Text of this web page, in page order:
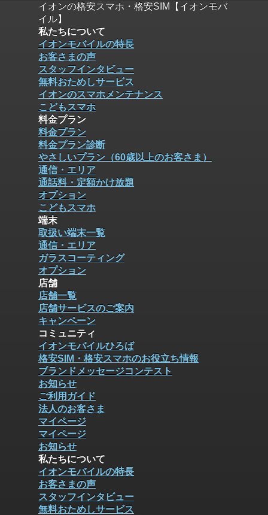
イオンの格安スマホ・格安SIM【イオンモバ
イル】
私たちについて
イオンモバイルの特長
お客さまの声
スタッフインタビュー
無料おためしサービス
イオンのスマホメンテナンス
こどもスマホ
料金プラン
料金プラン
料金プラン診断
やさしいプラン（60歳以上のお客さま）
通信・エリア
通話料・定額かけ放題
オプション
こどもスマホ
端末
取扱い端末一覧
通信・エリア
ガラスコーティング
オプション
店舗
店舗一覧
店舗サービスのご案内
キャンペーン
コミュニティ
イオンモバイルひろば
格安SIM・格安スマホのお役立ち情報
ブランドメッセージコンテスト
お知らせ
ご利用ガイド
法人のお客さま
マイページ
マイページ
お知らせ
私たちについて
イオンモバイルの特長
お客さまの声
スタッフインタビュー
無料おためしサービス